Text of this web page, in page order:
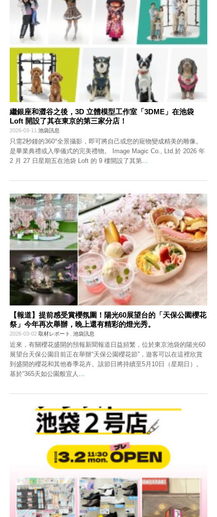
繼銀座和澀谷之後，3D 立體模型工作室「3DME」在池袋
Loft 開設了其在東京的第三家分店！
2026-03-11 池袋訊息
只需2秒鐘的360°全景攝影，即可將自己或您的寵物變成精美的雕像。
是畢業典禮或入學儀式的完美禮物。 Image Magic Co., Ltd.於 2026 年
2 月 27 日星期五在池袋 Loft 的 9 樓開設了其第
【報道】提前感受賞櫻氛圍！陽光60展望台的「天保公園櫻花
祭」今年再次舉辦，晚上還有精彩的燈光秀。
2026-03-02 取材レポート 池袋訊息
近來，有關櫻花盛開的預報新聞報道日益頻繁，位於東京池袋的陽光60
展望台天保公園目前正在舉辦“天保公園櫻花節”，遊客可以在這裡欣賞
到盛開的櫻花和其他春季花卉。該節日將持續至5月10日（星期日）。
基於“365天如公園般宜人 …